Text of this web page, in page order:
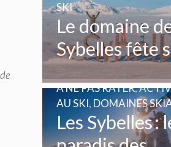
Le domaine
Sybelles fête
20 ans
SKI
Les Sybelles :
A NE PAS RATER,
AU SKI, DOMAINES